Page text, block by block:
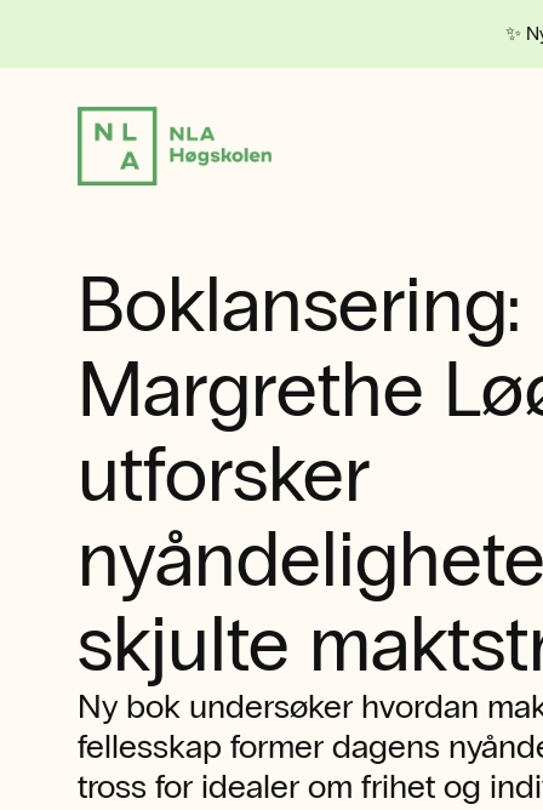
✨
Boklansering:
Margrethe
utforsker
skjulte
Ny bok undersøker hvordan
fellesskap former dagens
tross for idealer om frihet og